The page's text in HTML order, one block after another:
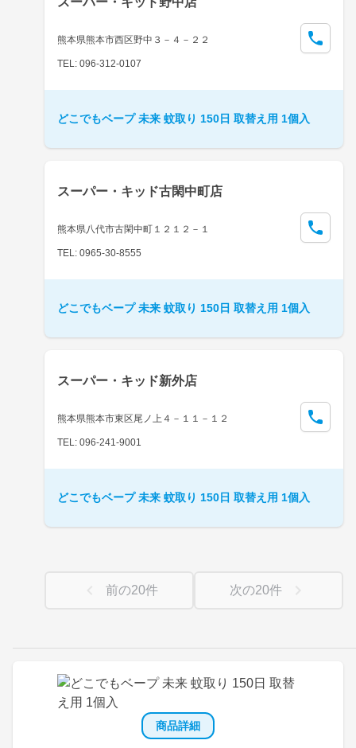
商品詳細
熊本県熊本市西区野中３－４－２２
TEL: 096-312-0107
どこでもベープ 未来 蚊取り 150日 取替え用 1個入
スーパー・キッド古閑中町店
熊本県八代市古閑中町１２１２－１
TEL: 0965-30-8555
どこでもベープ 未来 蚊取り 150日 取替え用 1個入
スーパー・キッド新外店
熊本県熊本市東区尾ノ上４－１１－１２
TEL: 096-241-9001
どこでもベープ 未来 蚊取り 150日 取替え用 1個入
前の20件 次の20件